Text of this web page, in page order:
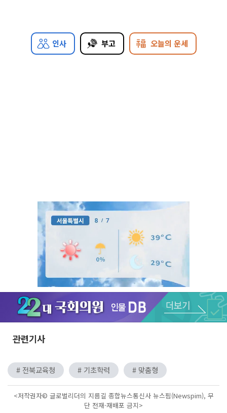
인사 부고 오늘의 운세
Unmute
관련기사
# 전북교육청 # 기초학력 # 맞춤형
<저작권자© 글로벌리더의 지름길 종합뉴스통신사 뉴스핌(Newspim), 무
단 전재-재배포 금지>